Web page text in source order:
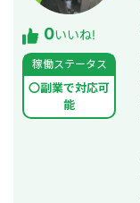
0いいね!
稼働ステータス
〇副業で対応可
能